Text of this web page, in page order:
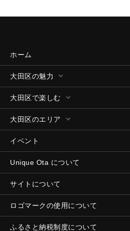
ホーム
大田区の魅力
大田区で楽しむ
大田区のエリア
イベント
Unique Ota について
サイトについて
ロゴマークの使用について
ふるさと納税制度について